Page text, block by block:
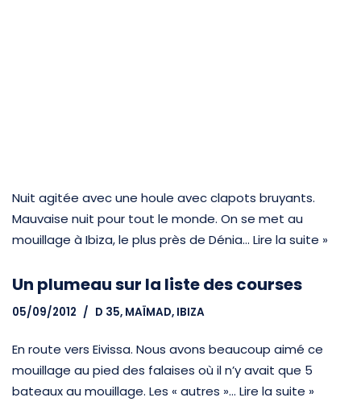
Nuit agitée avec une houle avec clapots bruyants.
Mauvaise nuit pour tout le monde. On se met au
mouillage à Ibiza, le plus près de Dénia… Lire la suite »
Un plumeau sur la liste des courses
05/09/2012 D 35, MAÏMAD, IBIZA
En route vers Eivissa. Nous avons beaucoup aimé ce
mouillage au pied des falaises où il n’y avait que 5
bateaux au mouillage. Les « autres »… Lire la suite »